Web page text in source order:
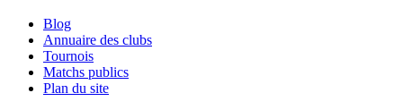
Blog
Annuaire des clubs
Tournois
Matchs publics
Plan du site